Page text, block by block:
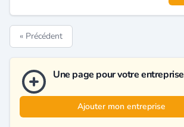
« Précédent
Une page pour votre entreprise
Ajouter mon entreprise